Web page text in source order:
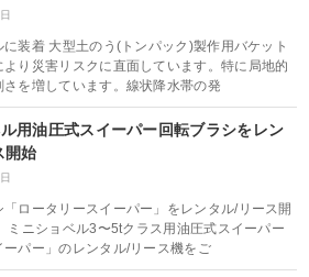
装着 大型土のう(トンパック)製作用バケット
り災害リスクに直面しています。特に局地的
を増しています。線状降水帯の発
用油圧式スイーパー回転ブラシをレン
開始
ロータリースイーパー」をレンタル/リース開
ミニショベル3〜5tクラス用油圧式スイーパー
パー」のレンタル/リース機をご